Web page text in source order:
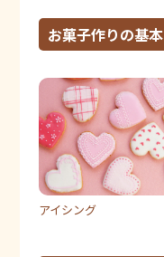
お菓子作りの基本
アイシング